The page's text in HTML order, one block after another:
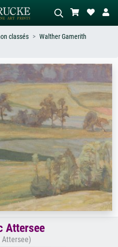
Décrivez la scène – ex. prairie verte,
abstrait avec beaucoup de rouge,
tableau sombre, nu debout près d'un
arbre.
classés
Walther Gamerith
Attersee
Attersee)